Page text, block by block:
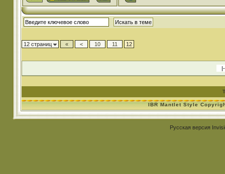
12 страниц « < 10 11 12
IBR Mantlet Style
Русская версия